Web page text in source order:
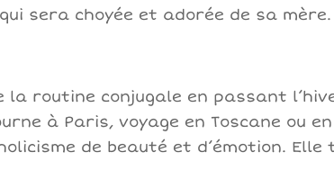
sera choyée et adorée de sa mère.
la routine conjugale en passant
à Paris, voyage en Toscane ou
de beauté et d’émotion.